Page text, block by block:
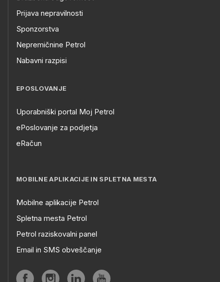
Prijava nepravilnosti
Sponzorstva
Nepremičnine Petrol
Nabavni razpisi
EPOSLOVANJE
Uporabniški portal Moj Petrol
ePoslovanje za podjetja
eRačun
MOBILNE APLIKACIJE IN SPLETNA MESTA
Mobilne aplikacije Petrol
Spletna mesta Petrol
Petrol raziskovalni panel
Email in SMS obveščanje